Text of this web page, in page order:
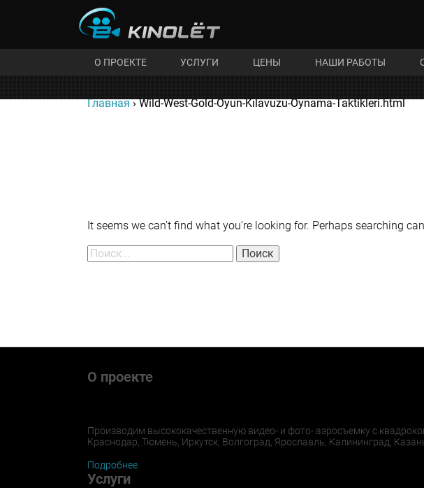
kinolet
О ПРОЕКТЕ УСЛУГИ ЦЕНЫ НАШИ РАБОТЫ
Главная›Wild-West-Gold-Oyun-Kılavuzu-Oynama-Taktikleri.html
It seems we can’t find what you’re looking for. Perhaps searching
Найти:
О проекте
Производим высококачественную видео- и фото- аэросъемку с
Краснодар, Тюмень, Иркутск, Волгоград, Ярославль, Калининград,
Подробнее
Услуги